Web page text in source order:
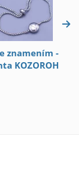
znamením -
KOZOROH